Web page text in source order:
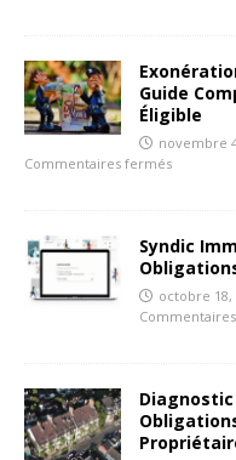
Guide
Éligible
novembre
Commentaires fermés
Syndic
octobre 18,